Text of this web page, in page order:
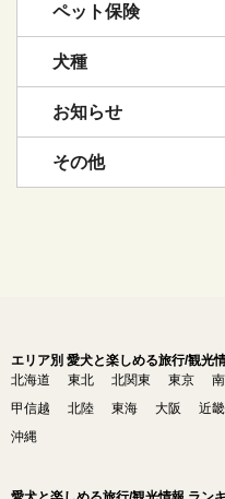
ペット保険
犬種
お知らせ
その他
エリア別 愛犬と楽しめる旅行/観光
北海道
東北 北関東 東京
甲信越
北陸 東海 大阪 近
沖縄